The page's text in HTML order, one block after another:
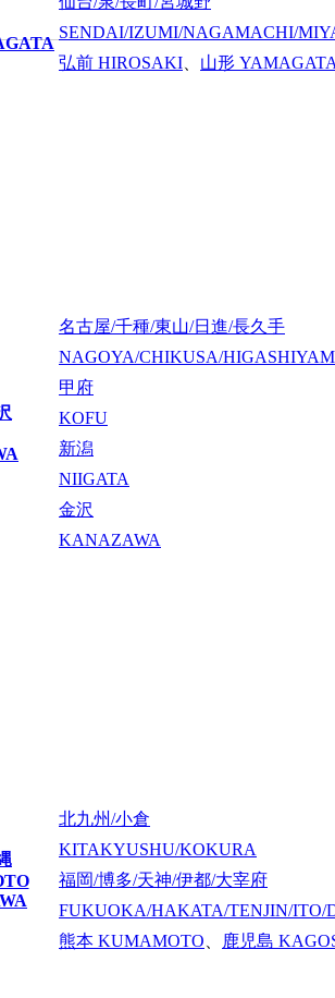
SENDAI/IZUMI/NAGAMACHI/
弘前 HIROSAKI 山形 YAMAGATA
名古屋/千種/東山/日進/長久手
NAGOYA/CHIKUSA/
甲府
KOFU
新潟
NIIGATA
金沢
KANAZAWA
北九州/小倉
KITAKYUSHU/KOKURA
福岡/博多/天神/伊都/大宰府
FUKUOKA/HAKATA/TENJIN/ITO/
熊本 KUMAMOTO 鹿児島